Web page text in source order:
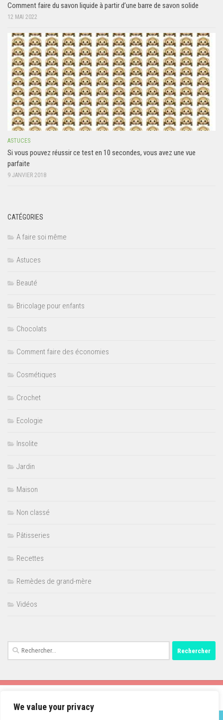
We value your privacy
Comment faire du savon liquide à partir d’une barre de savon solide
12 MAI 2022
ASTUCES
Si vous pouvez réussir ce test en 10 secondes, vous avez une vue
parfaite
9 JANVIER 2018
CATÉGORIES
A faire soi même
Astuces
Beauté
Bricolage pour enfants
Chocolats
Comment faire des économies
Cosmétiques
Crochet
Ecologie
Insolite
Jardin
Maison
Non classé
Pâtisseries
Recettes
Remèdes de grand-mère
Vidéos
Rechercher :